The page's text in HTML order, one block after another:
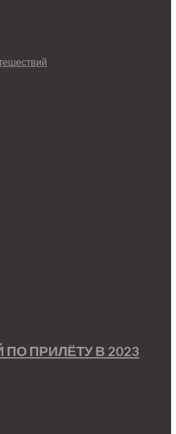
ПО ПРИЛЁТУ В 2023